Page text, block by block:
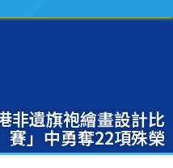
非遺旗袍繪畫設計比
賽」中勇奪22項殊榮